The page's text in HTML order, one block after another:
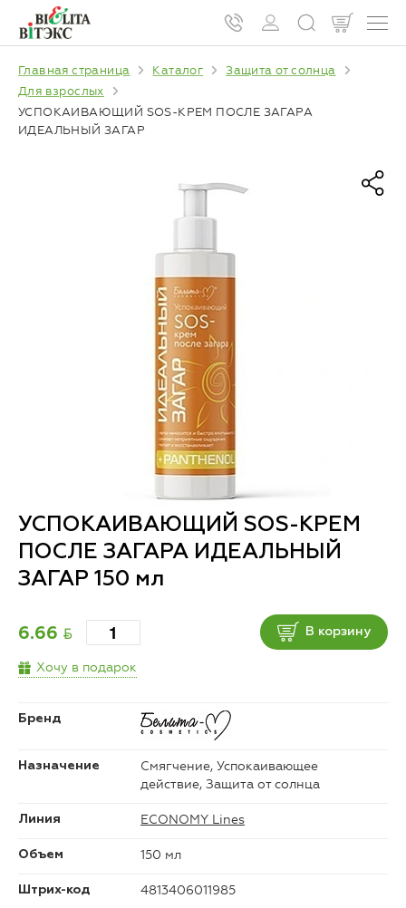
Главная страница Каталог
Защита от солнца
Для взрослых
УСПОКАИВАЮЩИЙ SOS-КРЕМ ПОСЛЕ ЗАГАРА
ИДЕАЛЬНЫЙ ЗАГАР
УСПОКАИВАЮЩИЙ SOS-КРЕМ
ПОСЛЕ ЗАГАРА ИДЕАЛЬНЫЙ
ЗАГАР 150 мл
6.66 BYN В корзину
Хочу в подарок
Бренд
Назначение
Смягчение, Успокаивающее
действие, Защита от солнца
Линия ECONOMY Lines
Объем 150 мл
Штрих-код 4813406011985